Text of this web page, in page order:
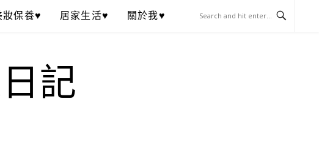
妝保養♥ 居家生活♥ 關於我♥
記